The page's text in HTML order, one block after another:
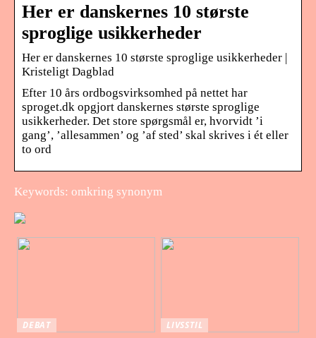
Her er danskernes 10 største
sproglige usikkerheder
Her er danskernes 10 største sproglige usikkerheder |
Kristeligt Dagblad
Efter 10 års ordbogsvirksomhed på nettet har
sproget.dk opgjort danskernes største sproglige
usikkerheder. Det store spørgsmål er, hvorvidt ’i
gang’, ’allesammen’ og ’af sted’ skal skrives i ét eller
to ord
Keywords: omkring synonym
DEBAT
LIVSSTIL